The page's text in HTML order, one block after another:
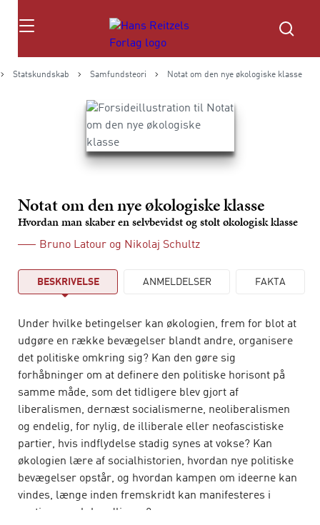
Søg
Statskundskab Samfundsteori Notat om den nye økologiske klasse
Notat om den nye økologiske klasse
Hvordan man skaber en selvbevidst og stolt økologisk klasse
Bruno Latour og Nikolaj Schultz
BESKRIVELSE ANMELDELSER FAKTA
Under hvilke betingelser kan økologien, frem for blot at
udgøre en række bevægelser blandt andre, organisere
det politiske omkring sig? Kan den gøre sig
forhåbninger om at definere den politiske horisont på
samme måde, som det tidligere blev gjort af
liberalismen, dernæst socialismerne, neoliberalismen
og endelig, for nylig, de illiberale eller neofascistiske
partier, hvis indflydelse stadig synes at vokse? Kan
økologien lære af socialhistorien, hvordan nye politiske
bevægelser opstår, og hvordan kampen om ideerne kan
vindes, længe inden fremskridt kan manifesteres i
partier og valghandlinger?